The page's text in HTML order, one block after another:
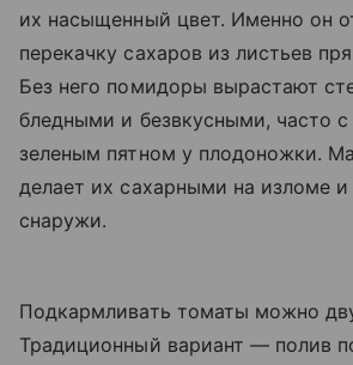
их насыщенный цвет. Именно он
перекачку сахаров из листьев
Без него помидоры вырастают
бледными и безвкусными, часто
зеленым пятном у плодоножки.
делает их сахарными на изломе
снаружи.
Подкармливать томаты можно
Традиционный вариант — полив